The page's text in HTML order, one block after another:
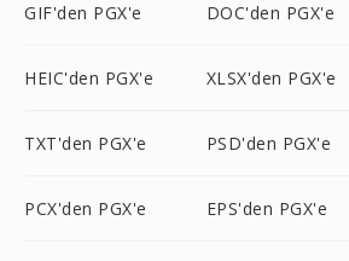
GIF'den PGX'e DOC'den PGX'e
HEIC'den PGX'e XLSX'den PGX'e
TXT'den PGX'e PSD'den PGX'e
PCX'den PGX'e EPS'den PGX'e